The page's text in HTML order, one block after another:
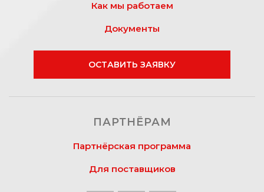
Как мы работаем
Документы
ОСТАВИТЬ ЗАЯВКУ
ПАРТНЁРАМ
Партнёрская программа
Для поставщиков